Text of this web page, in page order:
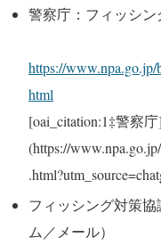
警察庁：フィッシン
https://www.npa.go.jp/
html
[oai_citation:1‡警察庁]
(https://
フィッシング対策
ム／メール）